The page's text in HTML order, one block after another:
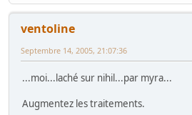
ventoline
Septembre 14, 2005, 21:07:36
...moi...laché sur nihil...par myra...
Augmentez les traitements.